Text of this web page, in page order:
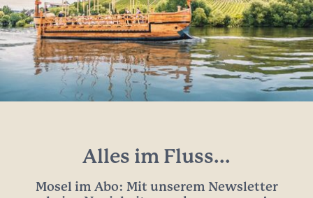
Alles im Fluss...
Mosel im Abo: Mit unserem Newsletter